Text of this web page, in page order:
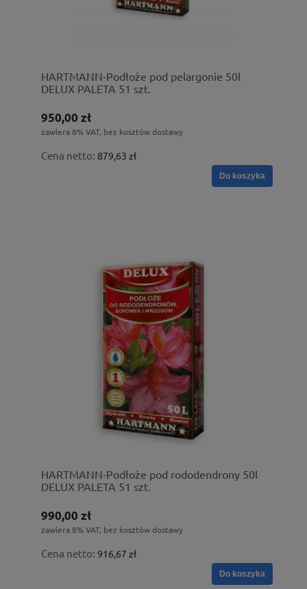
HARTMANN-Podłoże pod pelargonie 50l
DELUX PALETA 51 szt.
950,00 zł
zawiera 8% VAT, bez kosztów dostawy
Cena netto: 879,63 zł
Do koszyka
HARTMANN-Podłoże pod rododendrony 50l
DELUX PALETA 51 szt.
990,00 zł
zawiera 8% VAT, bez kosztów dostawy
Cena netto: 916,67 zł
Do koszyka